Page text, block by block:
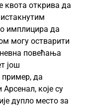
квота открива да
имплицира да
могу остварити
повећања
још
да
које су
дупло место за